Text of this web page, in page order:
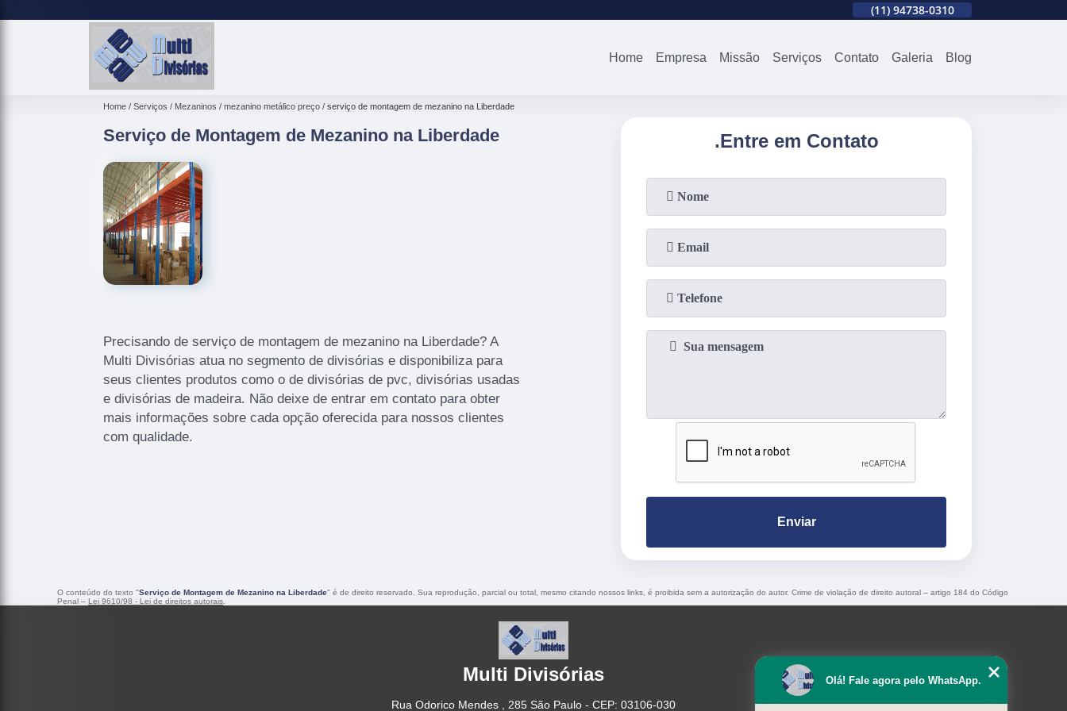
(11) 94738-0310
Home Empresa Missão Serviços Contato Galeria Blog
Home Serviços Mezaninos mezanino metálico preço serviço de montagem de mezanino na Liberdade
Serviço de Montagem de Mezanino na Liberdade
Precisando de serviço de montagem de mezanino na Liberdade? A
Multi Divisórias atua no segmento de divisórias e disponibiliza para
seus clientes produtos como o de divisórias de pvc, divisórias usadas
e divisórias de madeira. Não deixe de entrar em contato para obter
mais informações sobre cada opção oferecida para nossos clientes
com qualidade.
.Entre em Contato
Enviar
O conteúdo do texto "Serviço de Montagem de Mezanino na Liberdade" é de direito reservado. Sua reprodução, parcial ou total, mesmo citando nossos links, é proibida sem a autorização do autor. Crime de violação de direito autoral – artigo 184 do Código
Penal – Lei 9610/98 - Lei de direitos autorais
Multi Divisórias
Rua Odorico Mendes , 285 São Paulo - CEP: 03106-030
Olá! Fale agora pelo WhatsApp.